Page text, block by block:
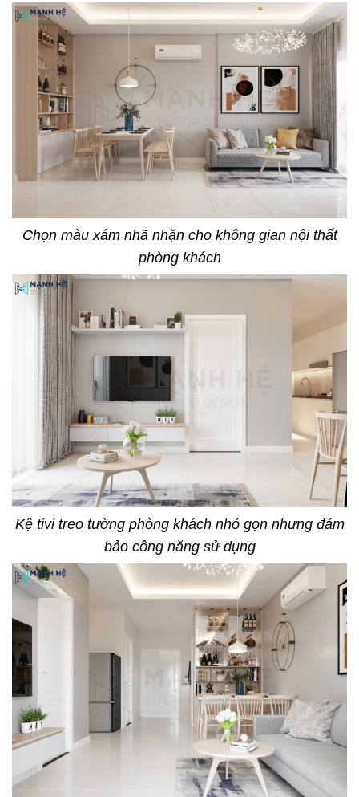
Chọn màu xám nhã nhặn cho không gian nội thất
phòng khách
Kệ tivi treo tường phòng khách nhỏ gọn nhưng đảm
bảo công năng sử dụng